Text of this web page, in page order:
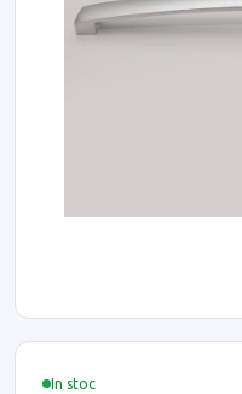
In stoc